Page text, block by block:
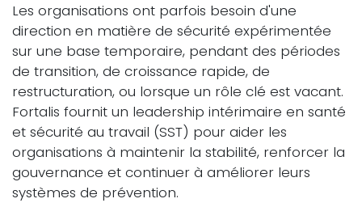
Les organisations ont parfois besoin d'une
direction en matière de sécurité expérimentée
sur une base temporaire, pendant des périodes
de transition, de croissance rapide, de
restructuration, ou lorsque un rôle clé est vacant.
Fortalis fournit un leadership intérimaire en santé
et sécurité au travail (SST) pour aider les
organisations à maintenir la stabilité, renforcer la
gouvernance et continuer à améliorer leurs
systèmes de prévention.